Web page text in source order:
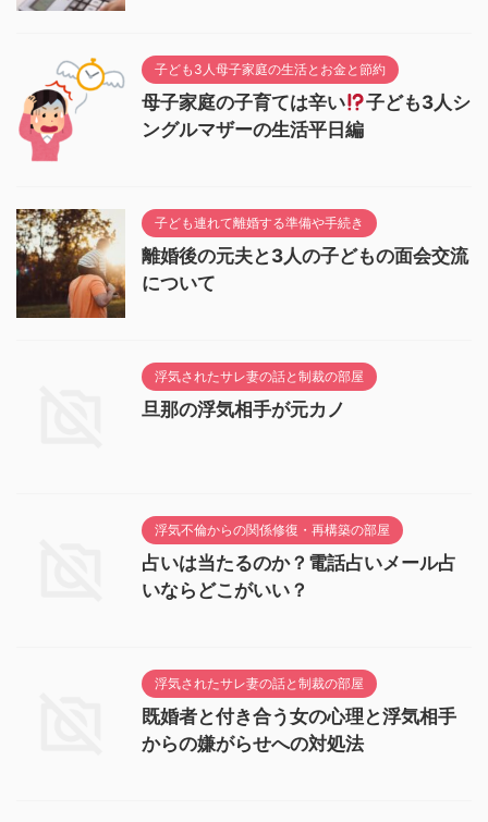
子ども3人母子家庭の生活とお金と節約
母子家庭の子育ては辛い
子ども3人シ
ングルマザーの生活平日編
子ども連れて離婚する準備や手続き
離婚後の元夫と3人の子どもの面会交流
について
浮気されたサレ妻の話と制裁の部屋
旦那の浮気相手が元カノ
浮気不倫からの関係修復・再構築の部屋
占いは当たるのか？電話占いメール占
いならどこがいい？
浮気されたサレ妻の話と制裁の部屋
既婚者と付き合う女の心理と浮気相手
からの嫌がらせへの対処法